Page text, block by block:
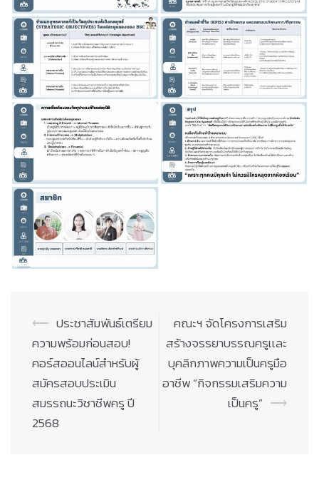
Post
navigation
⟵ ประชาสัมพันธ์เตรียม
ความพร้อมก่อนสอบ!
คอร์สออนไลน์สำหรับผู้
สมัครสอบประเมิน
สมรรถนะวิชาชีพครู ปี
2568
คณะฯ จัดโครงการเสริม
สร้างจรรยาบรรณครูเเละ
บุคลิกภาพความเป็นครูมือ
อาชีพ “กิจกรรมเสริมความ
เป็นครู” ⟶